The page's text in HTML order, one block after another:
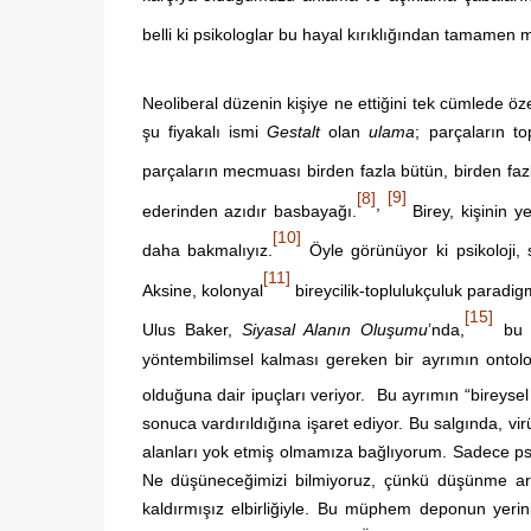
belli ki psikologlar bu hayal kırıklığından tamamen
Neoliberal düzenin kişiye ne ettiğini tek cümlede
şu fiyakalı ismiGestaltolanulama; parçaların
parçaların mecmuası birden fazla bütün, birden
ederinden azıdır basbayağı.
[8] [9]
Birey, kişinin
daha bakmalıyız.
[10]
Öyle görünüyor ki psikoloji,
Aksine, kolonyal
[11]
bireycilik-toplulukçuluk
Ulus Baker, Siyasal Alanın Oluşumu’nda,
[15]
bu
yöntembilimsel kalması gereken bir ayrımın
olduğuna dair ipuçları veriyor.
Bu ayrımın
sonuca vardırıldığına işaret ediyor. Bu salgında,
alanları yok etmiş olmamıza bağlıyorum. Sadece
Ne düşüneceğimizi bilmiyoruz, çünkü düşünme
kaldırmışız elbirliğiyle. Bu müphem deponun